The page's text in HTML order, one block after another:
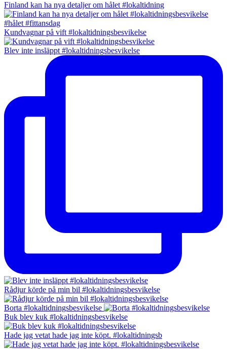
Finland kan ha nya detaljer om hålet #lokaltidning
Kundvagnar på vift #lokaltidningsbesvikelse
Blev inte insläppt #lokaltidningsbesvikelse
Rådjur körde på min bil #lokaltidningsbesvikelse
Borta #lokaltidningsbesvikelse
Buk blev kuk #lokaltidningsbesvikelse
Hade jag vetat hade jag inte köpt. #lokaltidningsb